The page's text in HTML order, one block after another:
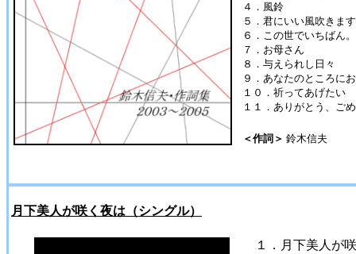
４．風鈴
５．君にいい風吹きま
６．この世でいちばん。
７．お母さん
８．与えられし日々
９．あなたのところに
１０．祈ってあげたい
１１．ありがとう、ご
＜作詞＞ 鈴木信夫
月下美人が咲く夜は（シングル）
１．月下美人が